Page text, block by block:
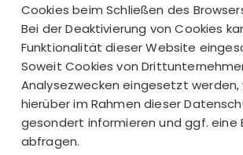
Cookies beim Schließen des
Bei der Deaktivierung von Cookies
Funktionalität dieser Website
Soweit Cookies von
Analysezwecken eingesetzt werden,
hierüber im Rahmen dieser
gesondert informieren und ggf. eine
abfragen.